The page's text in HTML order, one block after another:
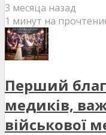
3 месяца назад
1 минут на
Перший
медиків,
військової